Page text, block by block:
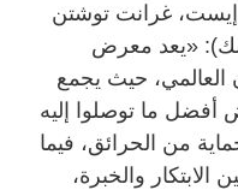
غرانت توشتن
«يعد معرض
للتعاون العالمي، حيث يجمع
أفضل ما توصلوا إليه
من الحرائق، فيما
والخبرة،